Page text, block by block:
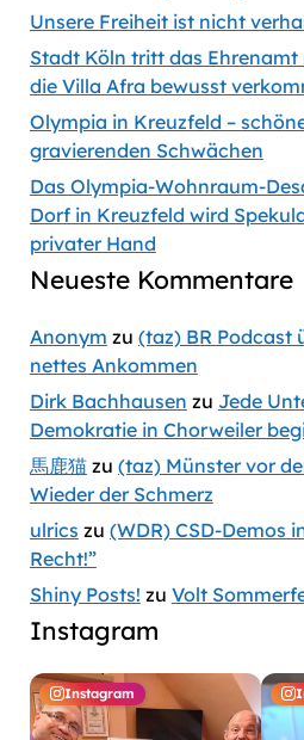
Unsere Freiheit ist nicht
Stadt Köln tritt das
die Villa Afra bewusst
Olympia in Kreuzfeld –
gravierenden Schwächen
Das Olympia-Wohnraum-
Dorf in Kreuzfeld wird
privater Hand
Neueste Kommentare
Anonym zu (taz) BR Podcast
nettes Ankommen
Dirk Bachhausen zu Jede
Demokratie in Chorweiler
馬鹿猫zu (taz) Münster vor
Wieder der Schmerz
ulrics zu (WDR) CSD-Demos
Recht!”
Shiny Posts! zu Volt
Instagram
Instagram